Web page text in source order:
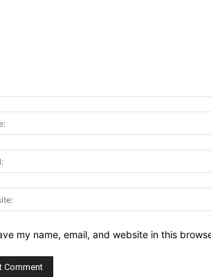
my name, email, and website in this